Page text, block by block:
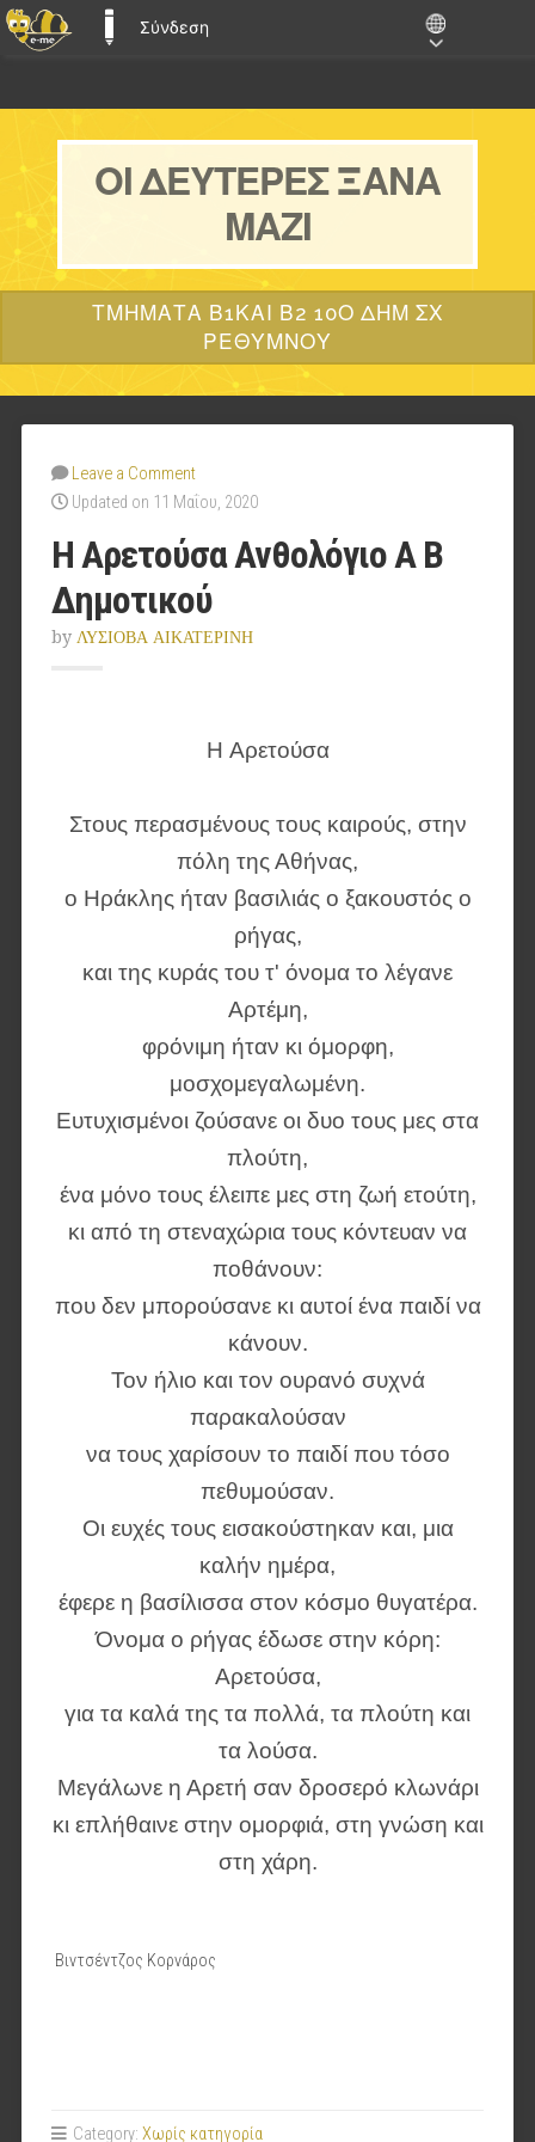
E-ME BLOGS
Σύνδεση
ΟΙ ΔΕΥΤΈΡΕΣ ΞΑΝΆ
ΜΑΖΊ
ΤΜΉΜΑΤΑ Β1ΚΑΙ Β2 10Ο ΔΗΜ ΣΧ
ΡΕΘΎΜΝΟΥ
Leave a Comment
Updated on 11 Μαΐου, 2020
Η Αρετούσα Ανθολόγιο Α Β
Δημοτικού
by ΛΥΣΙΟΒΑ ΑΙΚΑΤΕΡΙΝΗ
H Αρετούσα
Στους περασμένους τους καιρούς, στην
πόλη της Αθήνας,
ο Ηράκλης ήταν βασιλιάς ο ξακουστός ο
ρήγας,
και της κυράς του τ' όνομα το λέγανε
Αρτέμη,
φρόνιμη ήταν κι όμορφη,
μοσχομεγαλωμένη.
Ευτυχισμένοι ζούσανε οι δυο τους μες στα
πλούτη,
ένα μόνο τους έλειπε μες στη ζωή ετούτη,
κι από τη στεναχώρια τους κόντευαν να
ποθάνουν:
που δεν μπορούσανε κι αυτοί ένα παιδί να
κάνουν.
Τον ήλιο και τον ουρανό συχνά
παρακαλούσαν
να τους χαρίσουν το παιδί που τόσο
πεθυμούσαν.
Οι ευχές τους εισακούστηκαν και, μια
καλήν ημέρα,
έφερε η βασίλισσα στον κόσμο θυγατέρα.
Όνομα ο ρήγας έδωσε στην κόρη:
Αρετούσα,
για τα καλά της τα πολλά, τα πλούτη και
τα λούσα.
Μεγάλωνε η Αρετή σαν δροσερό κλωνάρι
κι επλήθαινε στην ομορφιά, στη γνώση και
στη χάρη.
Βιντσέντζος Κορνάρος
Category: Χωρίς κατηγορία